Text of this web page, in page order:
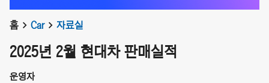
홈 Car 자료실
2025년 2월 현대차 판매실적
운영자